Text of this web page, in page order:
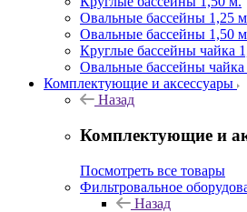
Овальные бассейны 1,25
Овальные бассейны 1,50
Круглые бассейны чайка
Овальные бассейны
Комплектующие и аксессуары
Назад
Комплектующие и
Посмотреть все товары
Фильтровальное
Назад